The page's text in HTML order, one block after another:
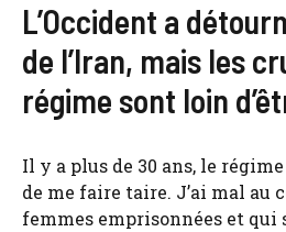
L’Occident a
de l’Iran, mais les
régime sont loin
Il y a plus de 30 ans, le
de me faire taire. J’ai mal au
femmes emprisonnées et qui